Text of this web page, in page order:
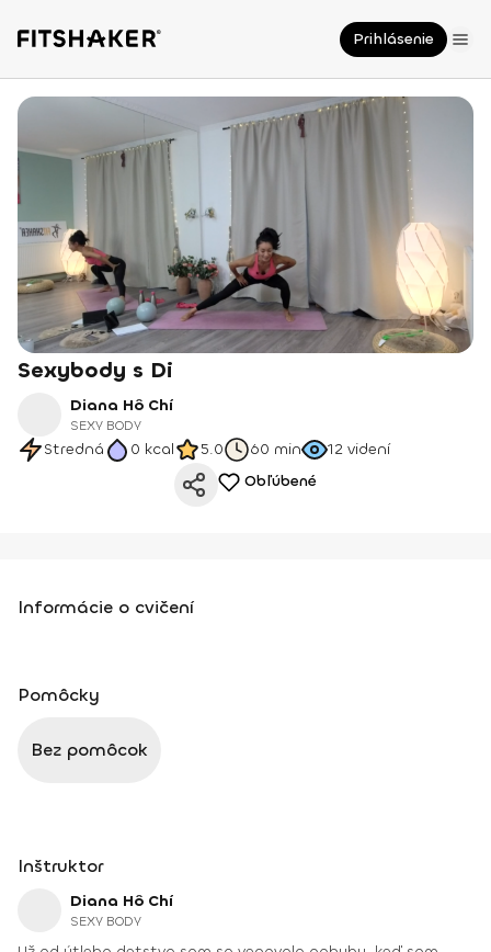
Prihlásenie
Sexybody s Di
Diana Hô Chí
SEXY BODY
Stredná 0 kcal 5.0 60 min 12 videní
Obľúbené
Informácie o cvičení
Pomôcky
Bez pomôcok
Inštruktor
Diana Hô Chí
SEXY BODY